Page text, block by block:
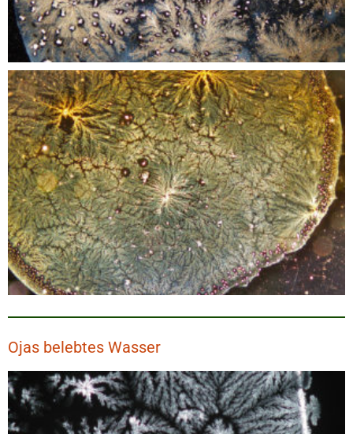
Ojas belebtes Wasser